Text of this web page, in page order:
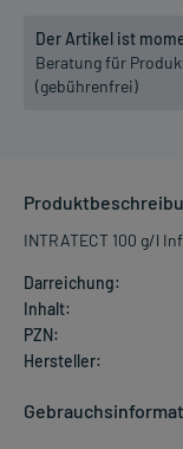
Der Artikel ist
Beratung für
(gebührenfrei)
INTRATECT 100 g/l
Darreichung:
Inhalt:
PZN:
Hersteller: